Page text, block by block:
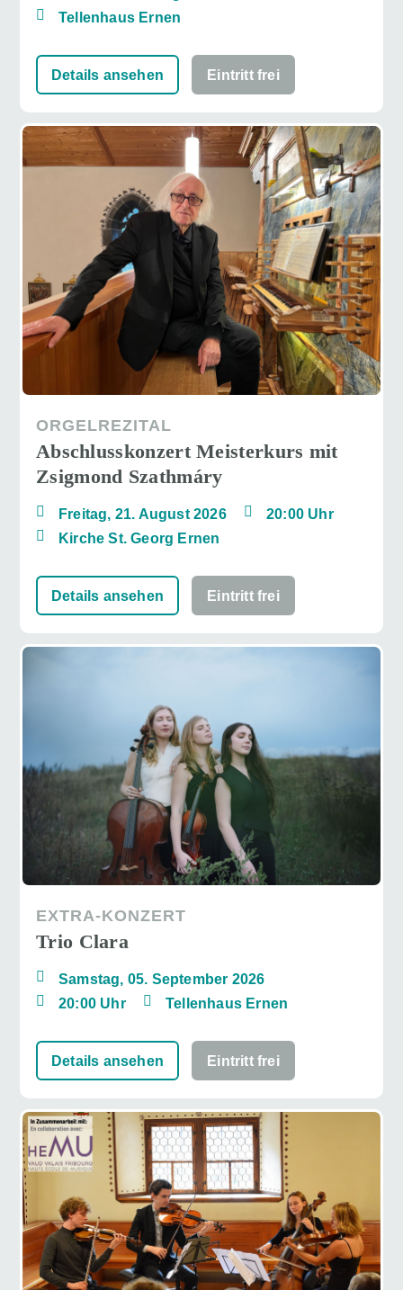
Tellenhaus Ernen
Details ansehen Eintritt frei
ORGELREZITAL
Abschlusskonzert Meisterkurs mit
Zsigmond Szathmáry
Freitag, 21. August 2026
20:00 Uhr
Kirche St. Georg Ernen
Details ansehen Eintritt frei
EXTRA-KONZERT
Trio Clara
Samstag, 05. September 2026
20:00 Uhr
Tellenhaus Ernen
Details ansehen Eintritt frei